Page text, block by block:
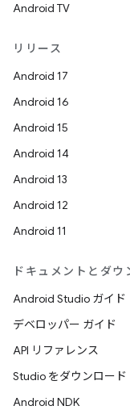
Android TV
リリース
Android 17
Android 16
Android 15
Android 14
Android 13
Android 12
Android 11
ドキュメントとダウ
Android Studio ガイド
デベロッパー ガイド
API リファレンス
Studio をダウンロード
Android NDK